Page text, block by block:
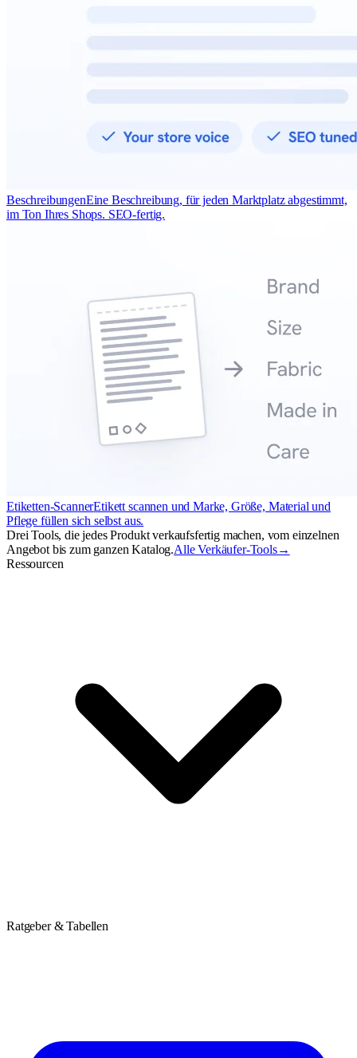
BeschreibungenEine Beschreibung, für jeden Marktplatz abgestimmt,
im Ton Ihres Shops. SEO-fertig.
Etiketten-ScannerEtikett scannen und Marke, Größe, Material und
Pflege füllen sich selbst aus.
Drei Tools, die jedes Produkt verkaufsfertig machen, vom einzelnen
Angebot bis zum ganzen Katalog.Alle Verkäufer-Tools→
Ressourcen
Ratgeber & Tabellen